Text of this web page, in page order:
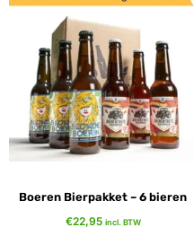
Boeren Bierpakket – 6 bieren
€22,95 incl. BTW